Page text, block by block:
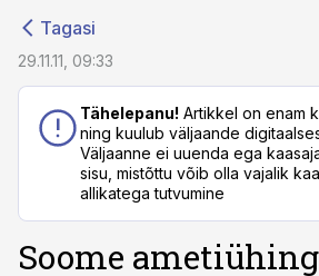
Tagasi
29.11.11, 09:33
Tähelepanu! Artikkel on enam
ning kuulub väljaande
Väljaanne ei uuenda ega
sisu, mistõttu võib olla vajalik
allikatega tutvumine
Soome